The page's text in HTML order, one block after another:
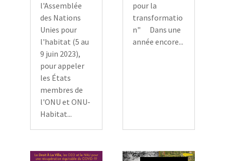
l'Assemblée
des Nations
Unies pour
l'habitat (5 au
9 juin 2023),
pour appeler
les États
membres de
l'ONU et ONU-
Habitat...
pour la
transformatio
n" Dans une
année encore...